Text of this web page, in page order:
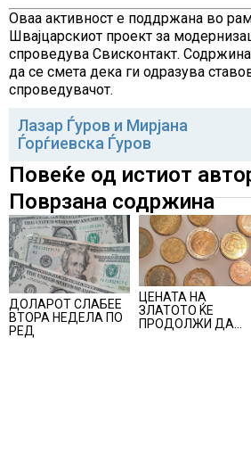
Оваа активност е поддржана во
Швајцарскиот проект за
спроведува Свисконтакт.
да се смета дека ги одразува
спроведувачот.
Лазар Ѓуров и Мирјана
Ѓорѓиевска Ѓуров
Повеќе од истиот
Поврзана содржина
ДОЛАРОТ СЛАБЕЕ
ВТОРА НЕДЕЛА ПО
РЕД
ЦЕНАТА НА
ЗЛАТОТО ЌЕ
ПРОДОЛЖИ ДА